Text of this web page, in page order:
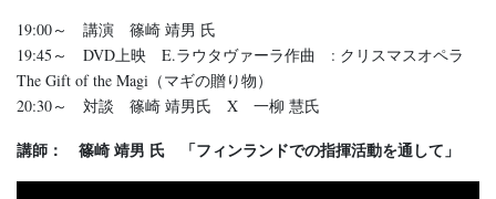
19:00～ 講演 篠崎 靖男 氏
19:45～ DVD上映 E.ラウタヴァーラ作曲 : クリスマスオペラ
The Gift of the Magi（マギの贈り物）
20:30～ 対談 篠崎 靖男氏 X 一柳 慧氏
講師： 篠崎 靖男 氏 「フィンランドでの指揮活動を通して」